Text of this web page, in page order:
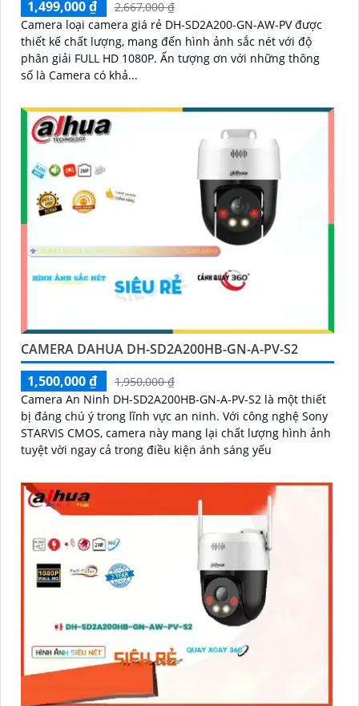
1,499,000 ₫
2,667,000 ₫
Camera loại camera giá rẻ DH-SD2A200-GN-AW-PV được
thiết kế chất lượng, mang đến hình ảnh sắc nét với độ
phân giải FULL HD 1080P. Ấn tượng ơn với những thông
số là Camera có khả...
CAMERA DAHUA DH-SD2A200HB-GN-A-PV-S2
1,500,000 ₫
1,950,000 ₫
Camera An Ninh DH-SD2A200HB-GN-A-PV-S2 là một thiết
bị đáng chú ý trong lĩnh vực an ninh. Với công nghệ Sony
STARVIS CMOS, camera này mang lại chất lượng hình ảnh
tuyệt vời ngay cả trong điều kiện ánh sáng yếu